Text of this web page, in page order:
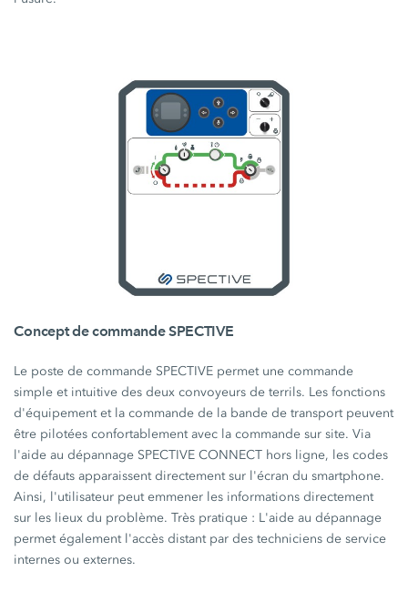
Concept de commande SPECTIVE
Le poste de commande SPECTIVE permet une commande
simple et intuitive des deux convoyeurs de terrils. Les fonctions
d'équipement et la commande de la bande de transport peuvent
être pilotées confortablement avec la commande sur site. Via
l'aide au dépannage SPECTIVE CONNECT hors ligne, les codes
de défauts apparaissent directement sur l'écran du smartphone.
Ainsi, l'utilisateur peut emmener les informations directement
sur les lieux du problème. Très pratique : L'aide au dépannage
permet également l'accès distant par des techniciens de service
internes ou externes.